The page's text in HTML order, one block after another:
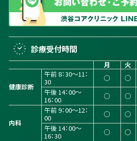
診療受付時間
月 火
健康診断
午前 8：30～11：
30
○ ○
午後 14：00～
16：00
○ ○
内科
午前 9：00～12：
00
○ ○
午後 14：00～
16：30
○ ○